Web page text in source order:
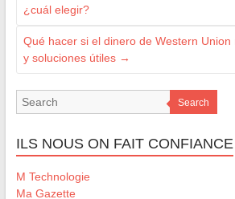
¿cuál elegir?
Qué hacer si el dinero de Western
y soluciones útiles →
Search
ILS NOUS ON FAIT CONFIANCE
M Technologie
Ma Gazette